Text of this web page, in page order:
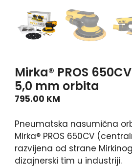
Mirka® PROS
5,0 mm orbita
795.00 KM
Pneumatska nasumična
Mirka® PROS 650CV
razvijena od strane
dizajnerski tim u industriji.